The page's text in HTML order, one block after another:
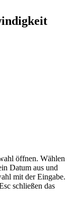
öffnen. Wählen
Datum aus und
mit der Eingabe.
schließen das